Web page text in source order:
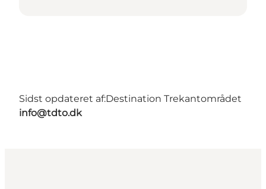
Sidst opdateret af:Destination Trekantområdet
info@tdto.dk